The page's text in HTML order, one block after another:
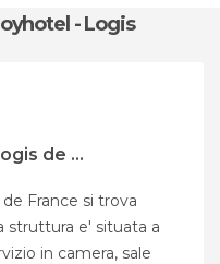
- Logis
de ...
France si trova
struttura e' situata a
in camera, sale